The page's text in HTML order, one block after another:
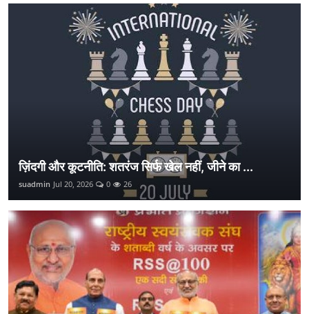
ज़िंदगी और कूटनीति: शतरंज सिर्फ खेल नहीं, जीने का ...
suadmin Jul 20, 2026 0 26